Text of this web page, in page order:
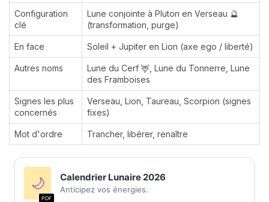
Configuration
clé
Lune conjointe à Pluton en Verseau 🔮
(transformation, purge)
En face Soleil + Jupiter en Lion (axe ego / liberté)
Autres noms
Lune du Cerf 🦌, Lune du Tonnerre, Lune
des Framboises
Signes les plus
concernés
Verseau, Lion, Taureau, Scorpion (signes
fixes)
Mot d'ordre Trancher, libérer, renaître
🌙
PDF
Calendrier Lunaire 2026
Anticipez vos énergies.